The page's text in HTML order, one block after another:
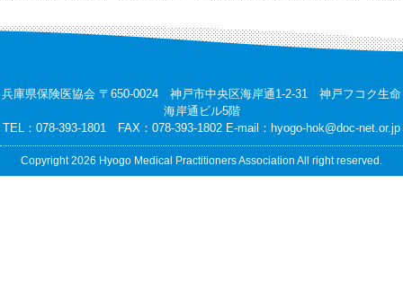
兵庫県保険医協会 〒650-0024 神戸市中央区海岸通1-2-31 神戸フコク生命
海岸通ビル5階
TEL：078-393-1801 FAX：078-393-1802 E-mail： hyogo-hok@doc-net.or.jp
Copyright 2026 Hyogo Medical Practitioners Association All right reserved.